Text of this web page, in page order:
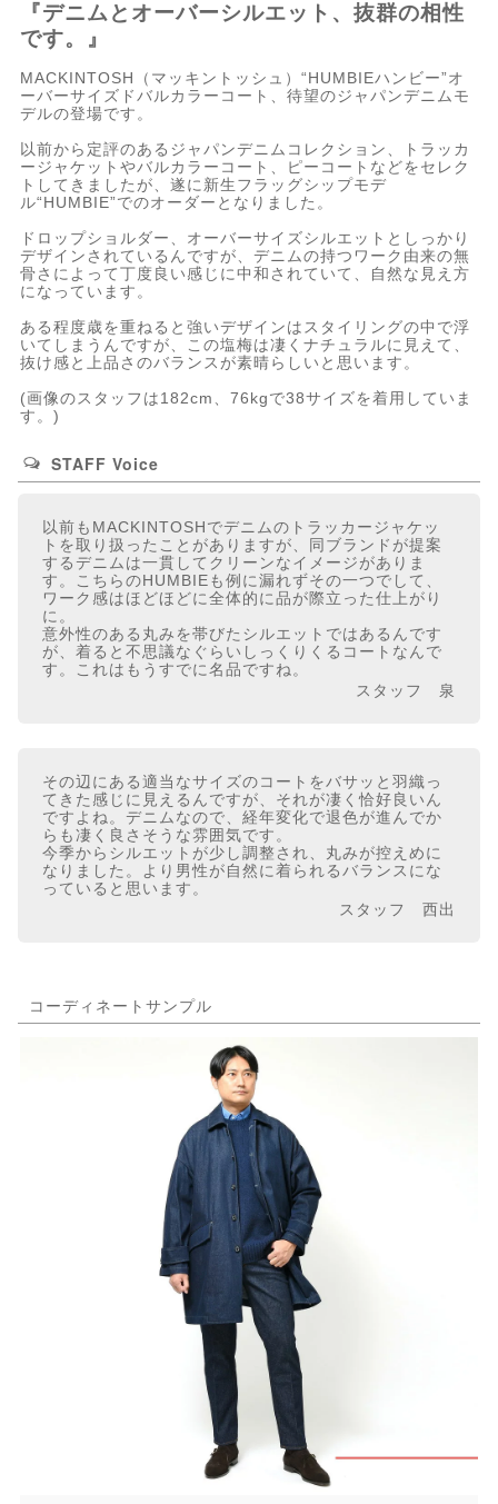
『デニムとオーバーシルエット、抜群の相性
です。』
MACKINTOSH（マッキントッシュ）“HUMBIEハンビー”オ
ーバーサイズドバルカラーコート、待望のジャパンデニムモ
デルの登場です。
以前から定評のあるジャパンデニムコレクション、トラッカ
ージャケットやバルカラーコート、ピーコートなどをセレク
トしてきましたが、遂に新生フラッグシップモデ
ル“HUMBIE”でのオーダーとなりました。
ドロップショルダー、オーバーサイズシルエットとしっかり
デザインされているんですが、デニムの持つワーク由来の無
骨さによって丁度良い感じに中和されていて、自然な見え方
になっています。
ある程度歳を重ねると強いデザインはスタイリングの中で浮
いてしまうんですが、この塩梅は凄くナチュラルに見えて、
抜け感と上品さのバランスが素晴らしいと思います。
(画像のスタッフは182cm、76kgで38サイズを着用していま
す。)
STAFF Voice
以前もMACKINTOSHでデニムのトラッカージャケッ
トを取り扱ったことがありますが、同ブランドが提案
するデニムは一貫してクリーンなイメージがありま
す。こちらのHUMBIEも例に漏れずその一つでして、
ワーク感はほどほどに全体的に品が際立った仕上がり
に。
意外性のある丸みを帯びたシルエットではあるんです
が、着ると不思議なぐらいしっくりくるコートなんで
す。これはもうすでに名品ですね。
スタッフ 泉
その辺にある適当なサイズのコートをバサッと羽織っ
てきた感じに見えるんですが、それが凄く恰好良いん
ですよね。デニムなので、経年変化で退色が進んでか
らも凄く良さそうな雰囲気です。
今季からシルエットが少し調整され、丸みが控えめに
なりました。より男性が自然に着られるバランスにな
っていると思います。
スタッフ 西出
コーディネートサンプル